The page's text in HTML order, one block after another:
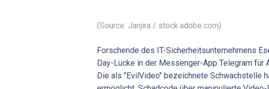
(Source: Janjira / stock.adobe.com)
Forschende des IT-Sicherheitsunternehmens
Day-Lücke in der Messenger-App Telegram für
Die als "EvilVideo" bezeichnete Schwachstelle